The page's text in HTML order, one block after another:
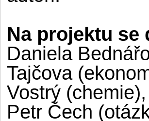
Na projektu se
Daniela
Tajčova
Vostrý
Petr Čech